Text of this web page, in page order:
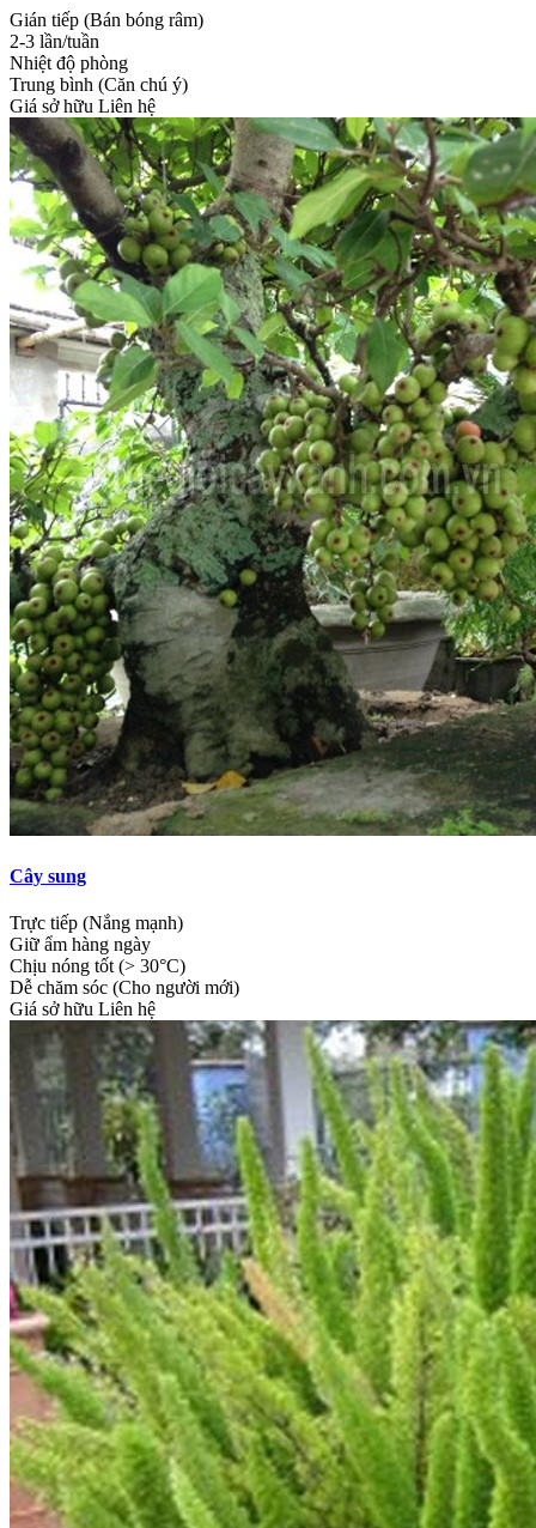
Gián tiếp (Bán bóng râm)
2-3 lần/tuần
Nhiệt độ phòng
Trung bình (Căn chú ý)
Giá sở hữu Liên hệ
Cây sung
Trực tiếp (Nắng mạnh)
Giữ ẩm hàng ngày
Chịu nóng tốt (> 30°C)
Dễ chăm sóc (Cho người mới)
Giá sở hữu Liên hệ